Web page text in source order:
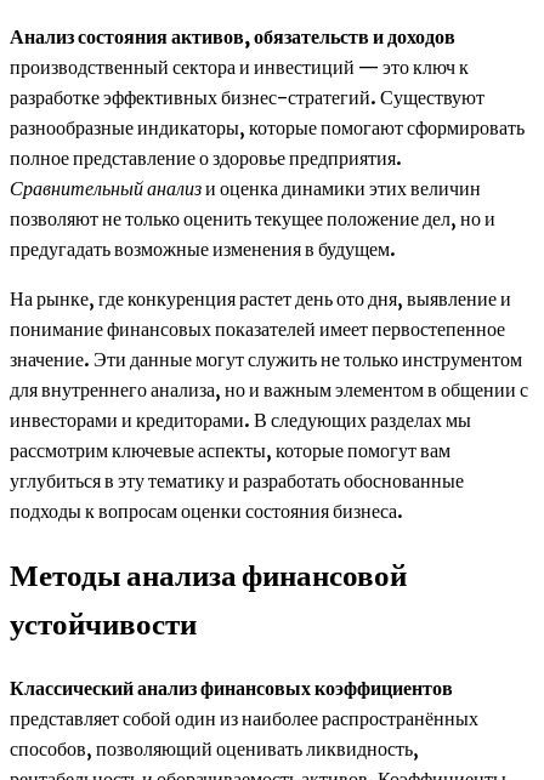
Анализ состояния активов, обязательств и доходов
производственный сектора и инвестиций — это ключ к
разработке эффективных бизнес-стратегий. Существуют
разнообразные индикаторы, которые помогают сформировать
полное представление о здоровье предприятия.
Сравнительный анализи оценка динамики этих величин
позволяют не только оценить текущее положение дел, но и
предугадать возможные изменения в будущем.
На рынке, где конкуренция растет день ото дня, выявление и
понимание финансовых показателей имеет первостепенное
значение. Эти данные могут служить не только инструментом
для внутреннего анализа, но и важным элементом в общении с
инвесторами и кредиторами. В следующих разделах мы
рассмотрим ключевые аспекты, которые помогут вам
углубиться в эту тематику и разработать обоснованные
подходы к вопросам оценки состояния бизнеса.
Методы анализа финансовой
устойчивости
Классический анализ финансовых коэффициентов
представляет собой один из наиболее распространённых
способов, позволяющий оценивать ликвидность,